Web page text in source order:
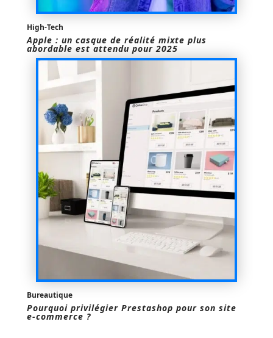
High-Tech
Apple : un casque de réalité mixte plus
abordable est attendu pour 2025
Bureautique
Pourquoi privilégier Prestashop pour son site
e-commerce ?